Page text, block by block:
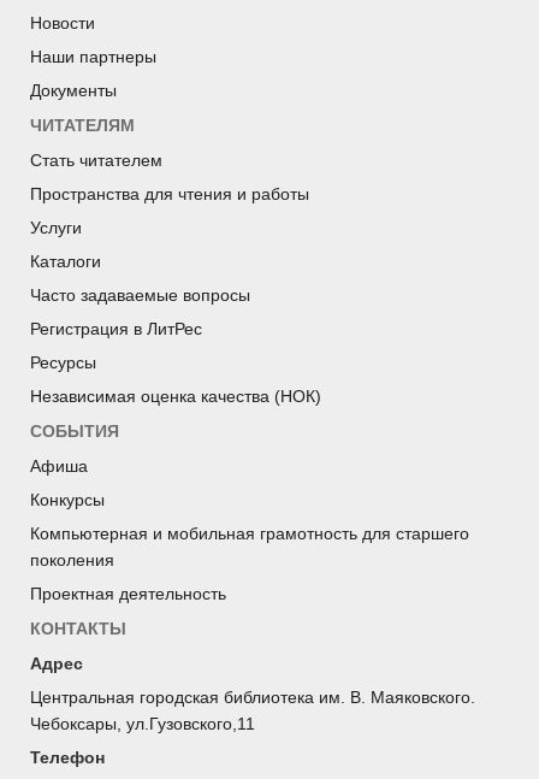
Новости
Наши партнеры
Документы
ЧИТАТЕЛЯМ
Стать читателем
Пространства для чтения и работы
Услуги
Каталоги
Часто задаваемые вопросы
Регистрация в ЛитРес
Ресурсы
Независимая оценка качества (НОК)
СОБЫТИЯ
Афиша
Конкурсы
Компьютерная и мобильная грамотность для старшего
поколения
Проектная деятельность
КОНТАКТЫ
Адрес
Центральная городская библиотека им. В. Маяковского.
Чебоксары, ул.Гузовского,11
Телефон